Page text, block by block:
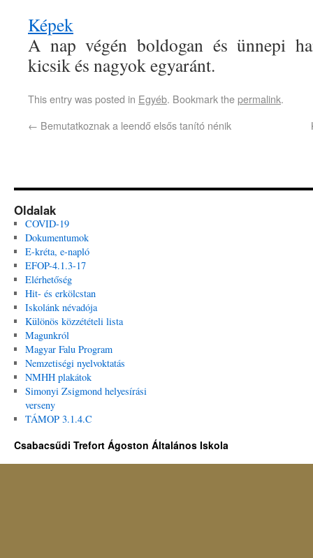
Képek
A nap végén boldogan és ünnepi
kicsik és nagyok egyaránt.
This entry was posted in Egyéb. Bookmark thepermalink.
← Bemutatkoznak a leendő elsős tanító nénik
Oldalak
COVID-19
Dokumentumok
E-kréta, e-napló
EFOP-4.1.3-17
Elérhetőség
Hit- és erkölcstan
Iskolánk névadója
Különös közzétételi lista
Magunkról
Magyar Falu Program
Nemzetiségi nyelvoktatás
NMHH plakátok
Simonyi Zsigmond helyesírási
verseny
TÁMOP 3.1.4.C
Csabacsűdi Trefort Ágoston Általános Iskola